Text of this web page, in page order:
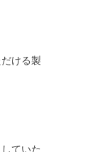
ける製
ていた